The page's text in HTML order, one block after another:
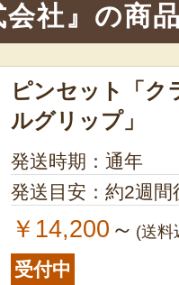
会社』の商
ピンセット「ク
ルグリップ」
発送時期：通年
発送目安：約2週間
￥14,200 ～ (送料
受付中